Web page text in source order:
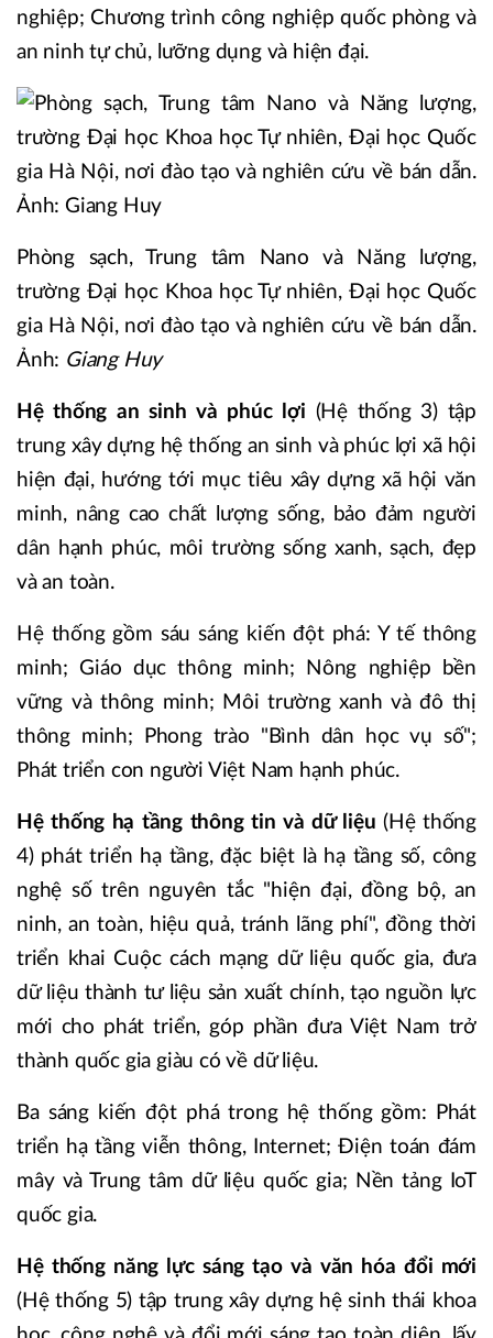
nghiệp; Chương trình công nghiệp quốc phòng và
an ninh tự chủ, lưỡng dụng và hiện đại.
Phòng sạch, Trung tâm Nano và Năng lượng,
trường Đại học Khoa học Tự nhiên, Đại học Quốc
gia Hà Nội, nơi đào tạo và nghiên cứu về bán dẫn.
Ảnh: Giang Huy
Hệ thống an sinh và phúc lợi (Hệ thống 3) tập
trung xây dựng hệ thống an sinh và phúc lợi xã hội
hiện đại, hướng tới mục tiêu xây dựng xã hội văn
minh, nâng cao chất lượng sống, bảo đảm người
dân hạnh phúc, môi trường sống xanh, sạch, đẹp
và an toàn.
Hệ thống gồm sáu sáng kiến đột phá: Y tế thông
minh; Giáo dục thông minh; Nông nghiệp bền
vững và thông minh; Môi trường xanh và đô thị
thông minh; Phong trào "Bình dân học vụ số";
Phát triển con người Việt Nam hạnh phúc.
Hệ thống hạ tầng thông tin và dữ liệu(Hệ thống
4) phát triển hạ tầng, đặc biệt là hạ tầng số, công
nghệ số trên nguyên tắc "hiện đại, đồng bộ, an
ninh, an toàn, hiệu quả, tránh lãng phí", đồng thời
triển khai Cuộc cách mạng dữ liệu quốc gia, đưa
dữ liệu thành tư liệu sản xuất chính, tạo nguồn lực
mới cho phát triển, góp phần đưa Việt Nam trở
thành quốc gia giàu có về dữ liệu.
Ba sáng kiến đột phá trong hệ thống gồm: Phát
triển hạ tầng viễn thông, Internet; Điện toán đám
mây và Trung tâm dữ liệu quốc gia; Nền tảng IoT
quốc gia.
Hệ thống năng lực sáng tạo và văn hóa đổi mới
(Hệ thống 5) tập trung xây dựng hệ sinh thái khoa